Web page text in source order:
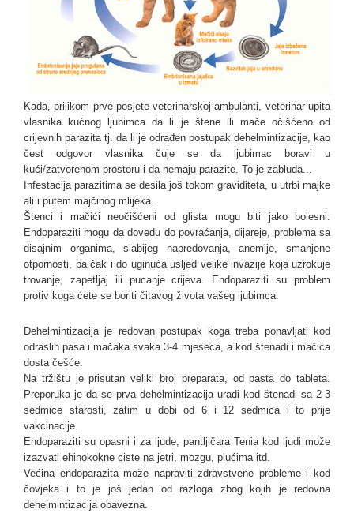
Kada, prilikom prve posjete veterinarskoj ambulanti, veterinar upita
vlasnika kućnog ljubimca da li je štene ili mače očišćeno od
crijevnih parazita tj. da li je odrađen postupak dehelmintizacije, kao
čest odgovor vlasnika čuje se da ljubimac boravi u
kući/zatvorenom prostoru i da nemaju parazite. To je zabluda...
Infestacija parazitima se desila još tokom graviditeta, u utrbi majke
ali i putem majčinog mlijeka.
Štenci i mačići neočišćeni od glista mogu biti jako bolesni.
Endoparaziti mogu da dovedu do povraćanja, dijareje, problema sa
disajnim organima, slabijeg napredovanja, anemije, smanjene
otpornosti, pa čak i do uginuća usljed velike invazije koja uzrokuje
trovanje, zapetljaj ili pucanje crijeva. Endoparaziti su problem
protiv koga ćete se boriti čitavog života vašeg ljubimca.
Dehelmintizacija je redovan postupak koga treba ponavljati kod
odraslih pasa i mačaka svaka 3-4 mjeseca, a kod štenadi i mačića
dosta češće.
Na tržištu je prisutan veliki broj preparata, od pasta do tableta.
Preporuka je da se prva dehelmintizacija uradi kod štenadi sa 2-3
sedmice starosti, zatim u dobi od 6 i 12 sedmica i to prije
vakcinacije.
Endoparaziti su opasni i za ljude, pantljičara Tenia kod ljudi može
izazvati ehinokokne ciste na jetri, mozgu, plućima itd.
Većina endoparazita može napraviti zdravstvene probleme i kod
čovjeka i to je još jedan od razloga zbog kojih je redovna
dehelmintizacija obavezna.